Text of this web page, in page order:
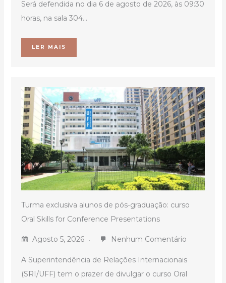
Será defendida no dia 6 de agosto de 2026, às 09:30
horas, na sala 304...
LER MAIS
Turma exclusiva alunos de pós-graduação: curso
Oral Skills for Conference Presentations
Agosto 5, 2026 Nenhum Comentário
A Superintendência de Relações Internacionais
(SRI/UFF) tem o prazer de divulgar o curso Oral